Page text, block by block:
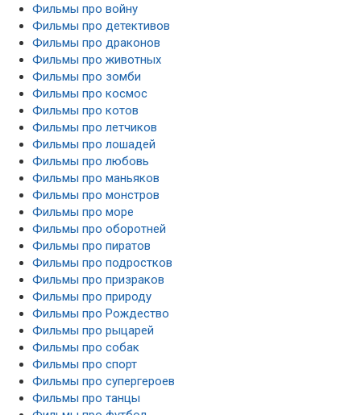
Фильмы про войну
Фильмы про детективов
Фильмы про драконов
Фильмы про животных
Фильмы про зомби
Фильмы про космос
Фильмы про котов
Фильмы про летчиков
Фильмы про лошадей
Фильмы про любовь
Фильмы про маньяков
Фильмы про монстров
Фильмы про море
Фильмы про оборотней
Фильмы про пиратов
Фильмы про подростков
Фильмы про призраков
Фильмы про природу
Фильмы про Рождество
Фильмы про рыцарей
Фильмы про собак
Фильмы про спорт
Фильмы про супергероев
Фильмы про танцы